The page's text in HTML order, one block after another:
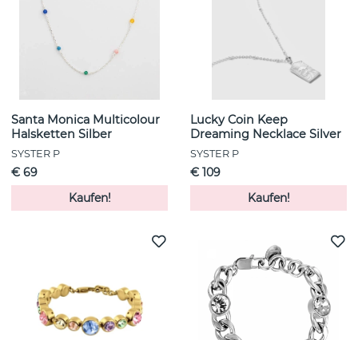
Santa Monica Multicolour
Halsketten Silber
SYSTER P
€ 69
Kaufen!
Lucky Coin Keep
Dreaming Necklace Silver
SYSTER P
€ 109
Kaufen!